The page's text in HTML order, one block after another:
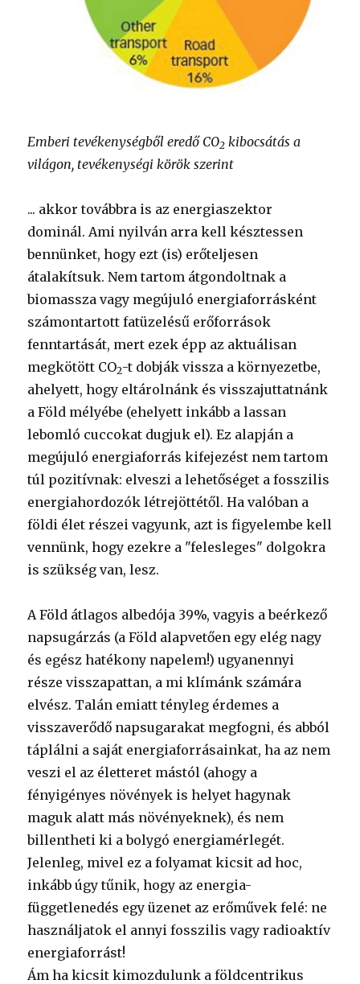
Emberi tevékenységből eredő CO2 kibocsátás a
világon, tevékenységi körök szerint
... akkor továbbra is az energiaszektor
dominál. Ami nyilván arra kell késztessen
bennünket, hogy ezt (is) erőteljesen
átalakítsuk. Nem tartom átgondoltnak a
biomassza vagy megújuló energiaforrásként
számontartott fatüzelésű erőforrások
fenntartását, mert ezek épp az aktuálisan
megkötött CO2-t dobják vissza a környezetbe,
ahelyett, hogy eltárolnánk és visszajuttatnánk
a Föld mélyébe (ehelyett inkább a lassan
lebomló cuccokat dugjuk el). Ez alapján a
megújuló energiaforrás kifejezést nem tartom
túl pozitívnak: elveszi a lehetőséget a fosszilis
energiahordozók létrejöttétől. Ha valóban a
földi élet részei vagyunk, azt is figyelembe kell
vennünk, hogy ezekre a "felesleges" dolgokra
is szükség van, lesz.
A Föld átlagos albedója 39%, vagyis a beérkező
napsugárzás (a Föld alapvetően egy elég nagy
és egész hatékony napelem!) ugyanennyi
része visszapattan, a mi klímánk számára
elvész. Talán emiatt tényleg érdemes a
visszaverődő napsugarakat megfogni, és abból
táplálni a saját energiaforrásainkat, ha az nem
veszi el az életteret mástól (ahogy a
fényigényes növények is helyet hagynak
maguk alatt más növényeknek), és nem
billentheti ki a bolygó energiamérlegét.
Jelenleg, mivel ez a folyamat kicsit ad hoc,
inkább úgy tűnik, hogy az energia-
függetlenedés egy üzenet az erőművek felé: ne
használjatok el annyi fosszilis vagy radioaktív
energiaforrást!
Ám ha kicsit kimozdulunk a földcentrikus